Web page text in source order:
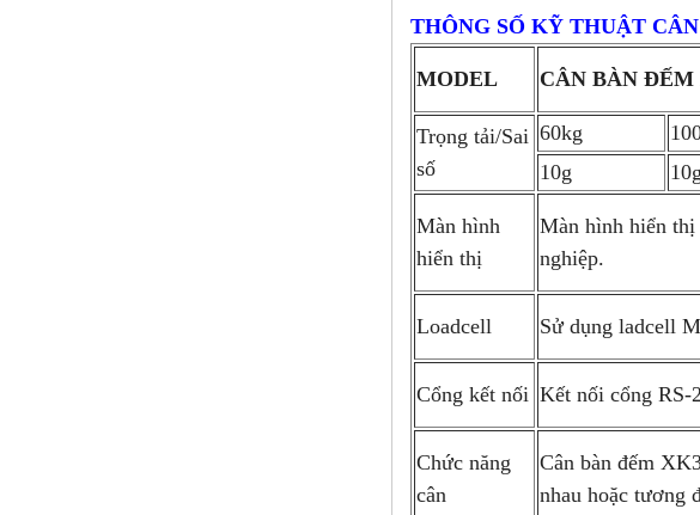
THÔNG SỐ KỸ THUẬT
MODEL CÂN BÀN ĐẾM
Trọng tải/Sai
số
60kg
10g
10g
Màn hình
hiển thị
Màn hình hiển
nghiệp.
Loadcell Sử dụng ladcell
Cổng kết nối Kết nối cổng RS-
Chức năng
cân
Cân bàn đếm
nhau hoặc tương